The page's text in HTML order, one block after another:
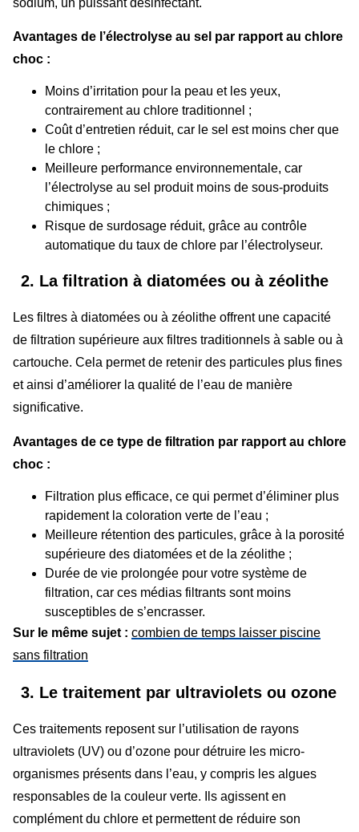
Avantages de l’électrolyse au sel par rapport au chlore
choc :
Moins d’irritation pour la peau et les yeux,
contrairement au chlore traditionnel ;
Coût d’entretien réduit, car le sel est moins cher que
le chlore ;
Meilleure performance environnementale, car
l’électrolyse au sel produit moins de sous-produits
chimiques ;
Risque de surdosage réduit, grâce au contrôle
automatique du taux de chlore par l’électrolyseur.
2. La filtration à diatomées ou à zéolithe
Les filtres à diatomées ou à zéolithe offrent une capacité
de filtration supérieure aux filtres traditionnels à sable ou à
cartouche. Cela permet de retenir des particules plus fines
et ainsi d’améliorer la qualité de l’eau de manière
significative.
Avantages de ce type de filtration par rapport au chlore
choc :
Filtration plus efficace, ce qui permet d’éliminer plus
rapidement la coloration verte de l’eau ;
Meilleure rétention des particules, grâce à la porosité
supérieure des diatomées et de la zéolithe ;
Durée de vie prolongée pour votre système de
filtration, car ces médias filtrants sont moins
susceptibles de s’encrasser.
Sur le même sujet : combien de temps laisser piscine
sans filtration
3. Le traitement par ultraviolets ou ozone
Ces traitements reposent sur l’utilisation de rayons
ultraviolets (UV) ou d’ozone pour détruire les micro-
organismes présents dans l’eau, y compris les algues
responsables de la couleur verte. Ils agissent en
complément du chlore et permettent de réduire son